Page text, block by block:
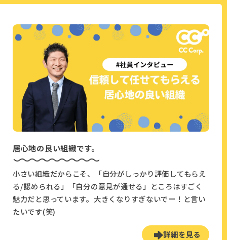
居心地の良い組織です。
小さい組織だからこそ、「自分がしっかり評価してもらえ
る/認められる」「自分の意見が通せる」ところはすごく
魅力だと思っています。大きくなりすぎないでー！と言い
たいです(笑)
詳細を見る